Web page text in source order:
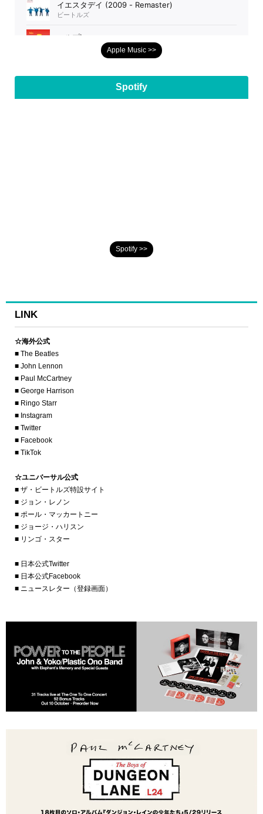
Apple Music >>
Spotify
Spotify >>
LINK
☆海外公式
■ The Beatles
■ John Lennon
■ Paul McCartney
■ George Harrison
■ Ringo Starr
■ Instagram
■ Twitter
■ Facebook
■ TikTok
☆ユニバーサル公式
■ ザ・ビートルズ特設サイト
■ ジョン・レノン
■ ポール・マッカートニー
■ ジョージ・ハリスン
■ リンゴ・スター
■ 日本公式Twitter
■ 日本公式Facebook
■ ニュースレター（登録画面）